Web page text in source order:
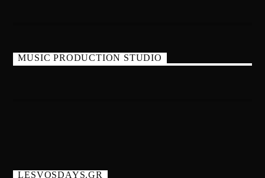
MUSIC PRODUCTION STUDIO
LESVOSDAYS.GR